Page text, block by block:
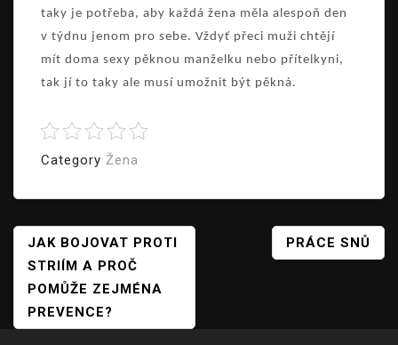
taky je potřeba, aby každá žena měla alespoň den
v týdnu jenom pro sebe. Vždyť přeci muži chtějí
mít doma sexy pěknou manželku nebo přítelkyni,
tak jí to taky ale musí umožnit být pěkná.
Category Žena
Navigace
Pro
Příspěvek
JAK BOJOVAT PROTI
STRIÍM A PROČ
POMŮŽE ZEJMÉNA
PREVENCE?
PRÁCE SNŮ